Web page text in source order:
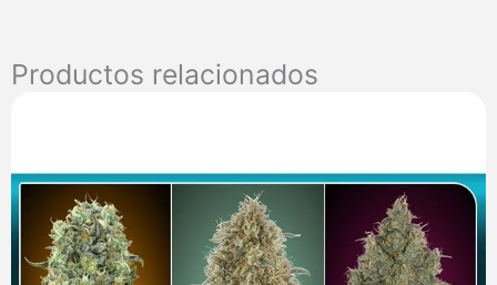
Productos relacionados